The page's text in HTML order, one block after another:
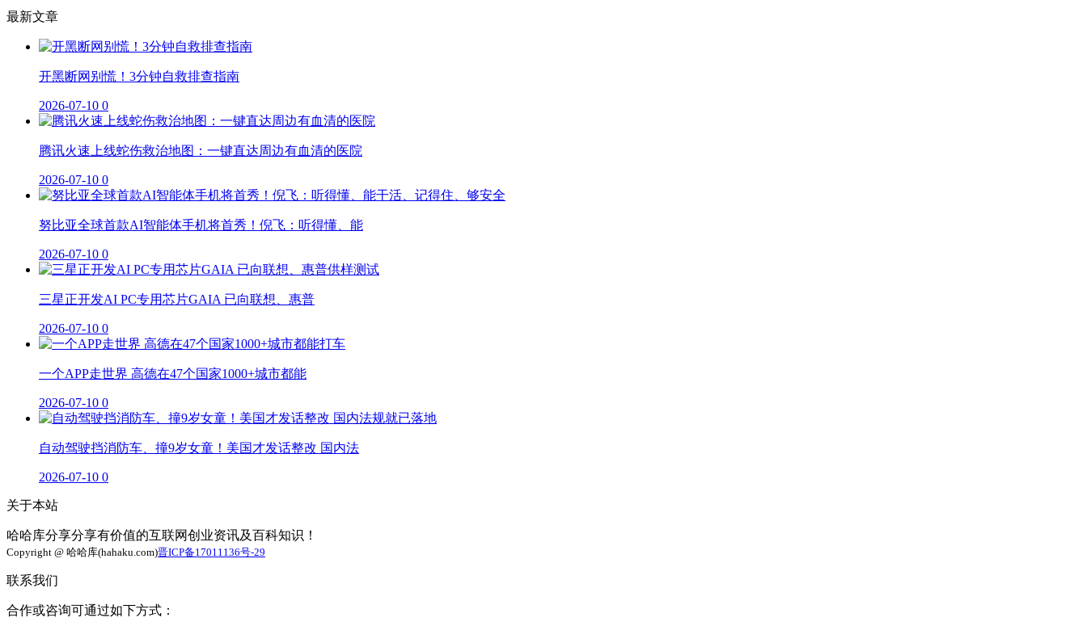
最新文章
开黑断网别慌！3分钟自救排查指南
2026-07-10 0
腾讯火速上线蛇伤救治地图：一键直达周边有血清的医院
2026-07-10 0
努比亚全球首款AI智能体手机将首秀！倪飞：听得懂、能
2026-07-10 0
三星正开发AI PC专用芯片GAIA 已向联想、惠普
2026-07-10 0
一个APP走世界 高德在47个国家1000+城市都能
2026-07-10 0
自动驾驶挡消防车、撞9岁女童！美国才发话整改 国内法
2026-07-10 0
关于本站
哈哈库分享分享有价值的互联网创业资讯及百科知识！
Copyright @ 哈哈库(hahaku.com)晋ICP备17011136号-29
联系我们
合作或咨询可通过如下方式：